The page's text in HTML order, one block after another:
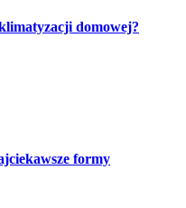
domowej?
formy